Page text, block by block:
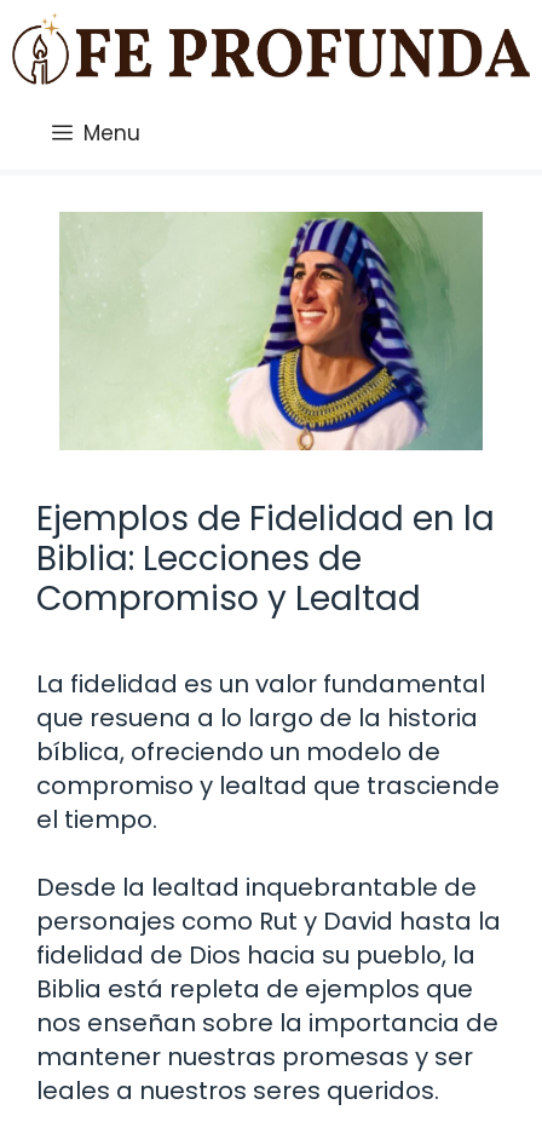
Saltar
al
contenido
Menu
Ejemplos de Fidelidad en la
Biblia: Lecciones de
Compromiso y Lealtad
La fidelidad es un valor fundamental
que resuena a lo largo de la historia
bíblica, ofreciendo un modelo de
compromiso y lealtad que trasciende
el tiempo.
Desde la lealtad inquebrantable de
personajes como Rut y David hasta la
fidelidad de Dios hacia su pueblo, la
Biblia está repleta de ejemplos que
nos enseñan sobre la importancia de
mantener nuestras promesas y ser
leales a nuestros seres queridos.